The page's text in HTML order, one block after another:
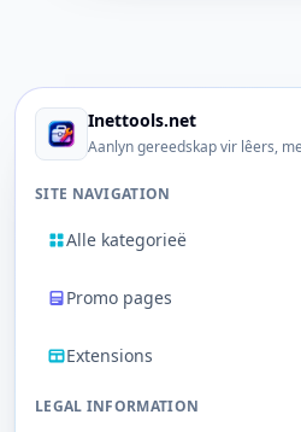
Inettools.net
Aanlyn gereedskap vir lêers,
SITE NAVIGATION
Alle kategorieë
Promo pages
Extensions
LEGAL INFORMATION